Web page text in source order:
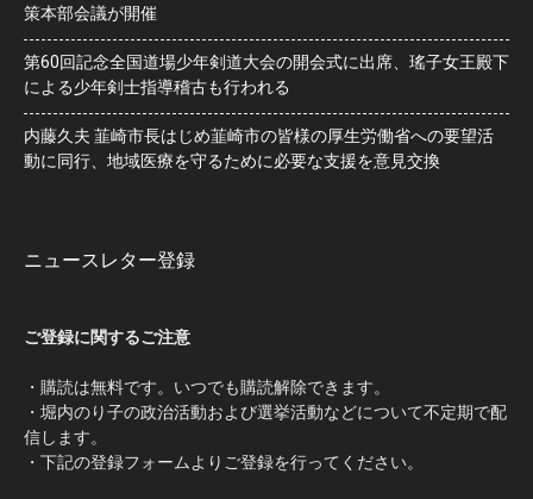
策本部会議が開催
第60回記念全国道場少年剣道大会の開会式に出席、瑤子女王殿下
による少年剣士指導稽古も行われる
内藤久夫 韮崎市長はじめ韮崎市の皆様の厚生労働省への要望活
動に同行、地域医療を守るために必要な支援を意見交換
ニュースレター登録
ご登録に関するご注意
・購読は無料です。いつでも購読解除できます。
・堀内のり子の政治活動および選挙活動などについて不定期で配
信します。
・下記の登録フォームよりご登録を行ってください。